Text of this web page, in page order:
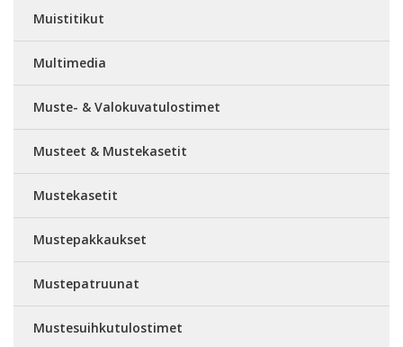
Muistitikut
Multimedia
Muste- & Valokuvatulostimet
Musteet & Mustekasetit
Mustekasetit
Mustepakkaukset
Mustepatruunat
Mustesuihkutulostimet